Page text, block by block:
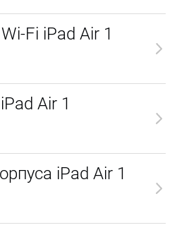
Fi iPad Air 1
Air 1
iPad Air 1